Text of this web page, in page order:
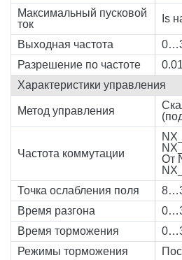
Максимальный пусковой
ток
Is
Выходная частота
Разрешение по частоте
Характеристики управления
Метод управления
Частота коммутации
От
Точка ослабления поля
Время разгона
Время торможения
Режимы торможения